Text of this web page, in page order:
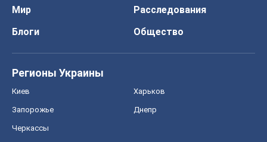
Мир
Расследования
Блоги
Общество
Регионы Украины
Киев Харьков
Запорожье Днепр
Черкассы